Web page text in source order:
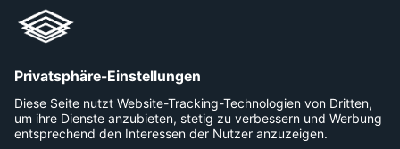
Links
Unternehmen